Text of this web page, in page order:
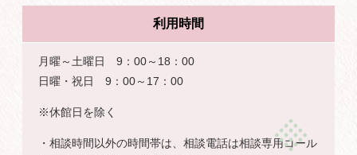
利用時間
月曜～土曜日 9：00～18：00
日曜・祝日 9：00～17：00
※休館日を除く
・相談時間以外の時間帯は、相談電話は相談専用コール